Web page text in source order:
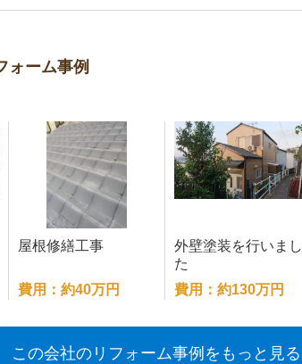
ォーム事例
屋根修繕工事
費用：約40万円
外壁塗装を行いまし
た
費用：約130万円
この会社のリフォーム事例をもっと見る